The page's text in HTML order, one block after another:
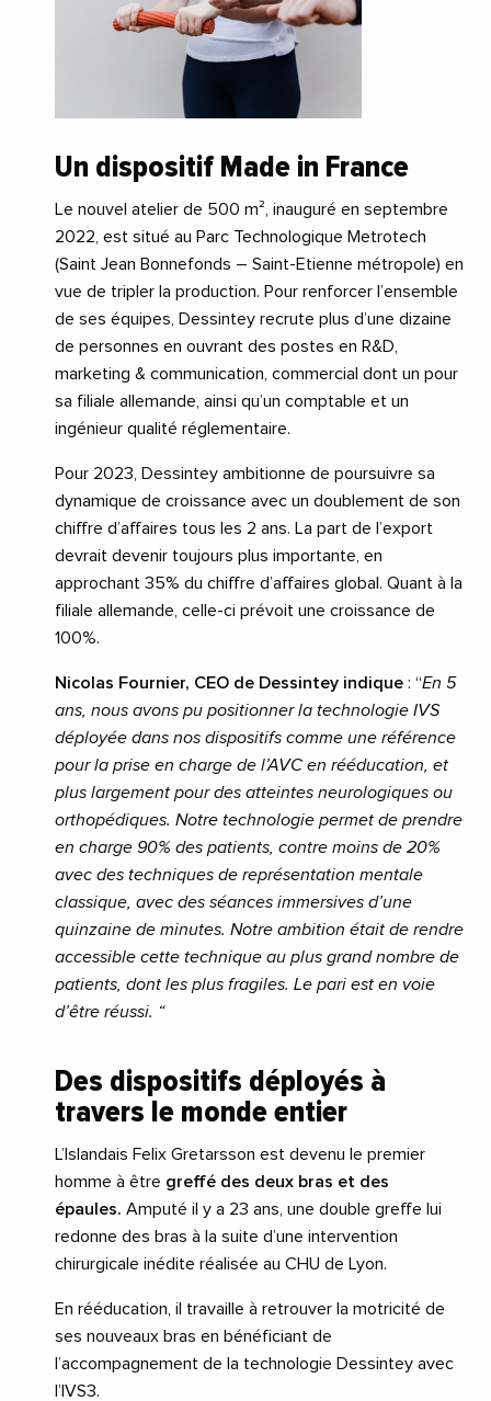
Un dispositif Made in France
Le nouvel atelier de 500 m², inauguré en septembre
2022, est situé au Parc Technologique Metrotech
(Saint Jean Bonnefonds – Saint-Etienne métropole) en
vue de tripler la production. Pour renforcer l’ensemble
de ses équipes, Dessintey recrute plus d’une dizaine
de personnes en ouvrant des postes en R&D,
marketing & communication, commercial dont un pour
sa filiale allemande, ainsi qu’un comptable et un
ingénieur qualité réglementaire.
Pour 2023, Dessintey ambitionne de poursuivre sa
dynamique de croissance avec un doublement de son
chiffre d’affaires tous les 2 ans. La part de l’export
devrait devenir toujours plus importante, en
approchant 35% du chiffre d’affaires global. Quant à la
filiale allemande, celle-ci prévoit une croissance de
100%.
Nicolas Fournier, CEO de Dessintey indique : “En 5
ans, nous avons pu positionner la technologie IVS
déployée dans nos dispositifs comme une référence
pour la prise en charge de l’AVC en rééducation, et
plus largement pour des atteintes neurologiques ou
orthopédiques. Notre technologie permet de prendre
en charge 90% des patients, contre moins de 20%
avec des techniques de représentation mentale
classique, avec des séances immersives d’une
quinzaine de minutes. Notre ambition était de rendre
accessible cette technique au plus grand nombre de
patients, dont les plus fragiles. Le pari est en voie
d’être réussi. “
Des dispositifs déployés à
travers le monde entier
L’Islandais Felix Gretarsson est devenu le premier
homme à être greffé des deux bras et des
épaules. Amputé il y a 23 ans, une double greffe lui
redonne des bras à la suite d’une intervention
chirurgicale inédite réalisée au CHU de Lyon.
En rééducation, il travaille à retrouver la motricité de
ses nouveaux bras en bénéficiant de
l’accompagnement de la technologie Dessintey avec
l’IVS3.